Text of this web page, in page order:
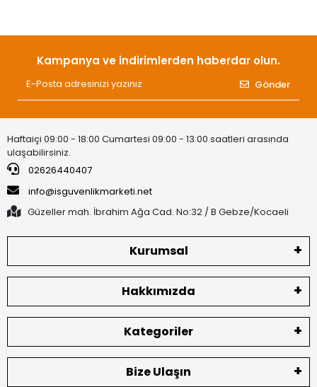
Kampanya ve indirimlerden haberdar olun.
Gönder
Haftaiçi 09:00 - 18:00 Cumartesi 09:00 - 13:00 saatleri arasında
ulaşabilirsiniz.
02626440407
info@isguvenlikmarketi.net
Güzeller mah. İbrahim Ağa Cad. No:32 / B Gebze/Kocaeli
Kurumsal
Hakkımızda
Kategoriler
Bize Ulaşın